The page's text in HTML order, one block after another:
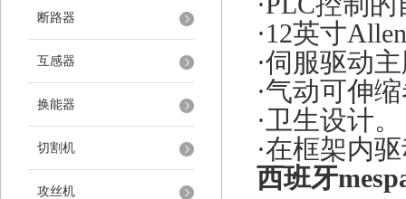
断路器
互感器
换能器
切割机
攻丝机
·12英寸
·伺服驱动
·气动可伸
·卫生设计。
·在框架内
西班牙